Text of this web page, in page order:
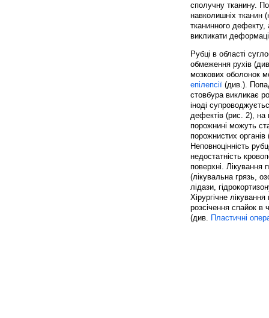
сполучну тканину.
навколишніх тканин
тканинного
викликати
Рубці в області
обмеження рухів
мозкових оболонок
епілепсії (див.).
стовбура викликає
іноді
дефектів (рис. 2), на
порожнині можуть
порожнистих органів
Неповноцінність
недостатність
поверхні. Лікування
(лікувальна грязь,
лідази,
Хірургічне
розсічення спайок в
(див. Пластичні